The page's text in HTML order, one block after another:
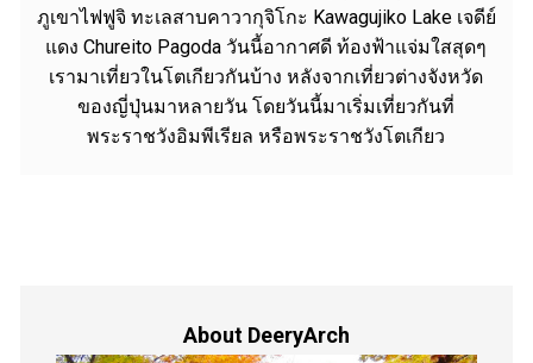
ภูเขาไฟฟูจิ ทะเลสาบคาวากุจิโกะ Kawagujiko Lake เจดีย์
แดง Chureito Pagoda วันนี้อากาศดี ท้องฟ้าแจ่มใสสุดๆ
เรามาเที่ยวในโตเกียวกันบ้าง หลังจากเที่ยวต่างจังหวัด
ของญี่ปุ่นมาหลายวัน โดยวันนี้มาเริ่มเที่ยวกันที่
พระราชวังอิมพีเรียล หรือพระราชวังโตเกียว
About DeeryArch